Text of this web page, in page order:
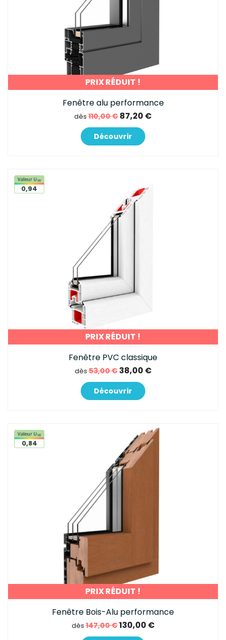
PRIX RÉDUIT !
Fenêtre alu performance
dès 110,00 € 87,20 €
Découvrir
0,94
PRIX RÉDUIT !
Fenêtre PVC classique
dès53,00 € 38,00 €
Découvrir
0,84
PRIX RÉDUIT !
Fenêtre Bois-Alu performance
dès147,00 €130,00 €